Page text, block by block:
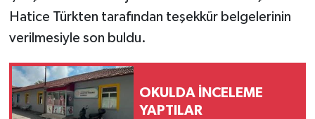
Hatice Türkten tarafından teşekkür belgelerinin
verilmesiyle son buldu.
OKULDA İNCELEME
YAPTILAR